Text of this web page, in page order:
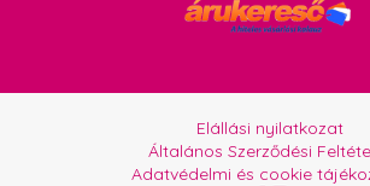
Elállási nyilatkozat
Általános Szerződési
Adatvédelmi és cookie